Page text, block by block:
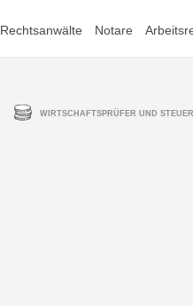
Rechtsanwälte Notare
WIRTSCHAFTSPRÜFER UND